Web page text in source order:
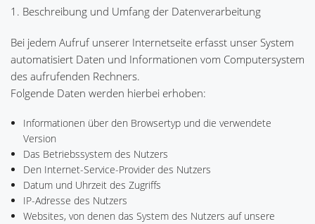
1. Beschreibung und Umfang der Datenverarbeitung
Bei jedem Aufruf unserer Internetseite erfasst unser System
automatisiert Daten und Informationen vom Computersystem
des aufrufenden Rechners.
Folgende Daten werden hierbei erhoben:
Informationen über den Browsertyp und die verwendete
Version
Das Betriebssystem des Nutzers
Den Internet-Service-Provider des Nutzers
Datum und Uhrzeit des Zugriffs
IP-Adresse des Nutzers
Websites, von denen das System des Nutzers auf unsere